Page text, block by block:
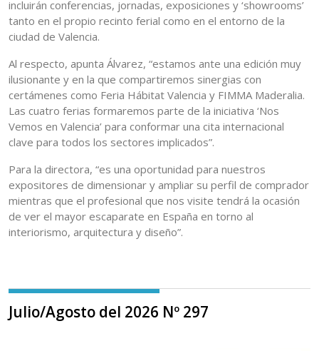
incluirán conferencias, jornadas, exposiciones y ‘showrooms’
tanto en el propio recinto ferial como en el entorno de la
ciudad de Valencia.
Al respecto, apunta Álvarez, “estamos ante una edición muy
ilusionante y en la que compartiremos sinergias con
certámenes como Feria Hábitat Valencia y FIMMA Maderalia.
Las cuatro ferias formaremos parte de la iniciativa ‘Nos
Vemos en Valencia’ para conformar una cita internacional
clave para todos los sectores implicados”.
Para la directora, “es una oportunidad para nuestros
expositores de dimensionar y ampliar su perfil de comprador
mientras que el profesional que nos visite tendrá la ocasión
de ver el mayor escaparate en España en torno al
interiorismo, arquitectura y diseño”.
Julio/Agosto del 2026 Nº 297